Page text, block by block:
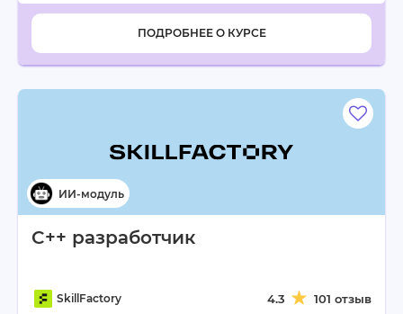
ПОДРОБНЕЕ О КУРСЕ
C++ разработчик
SkillFactory 4.3 101 отзыв